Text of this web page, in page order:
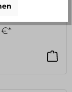
€*